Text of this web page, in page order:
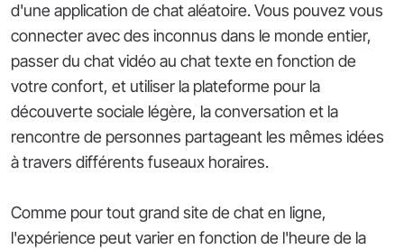
d'une application de chat aléatoire. Vous pouvez vous
connecter avec des inconnus dans le monde entier,
passer du chat vidéo au chat texte en fonction de
votre confort, et utiliser la plateforme pour la
découverte sociale légère, la conversation et la
rencontre de personnes partageant les mêmes idées
à travers différents fuseaux horaires.
Comme pour tout grand site de chat en ligne,
l'expérience peut varier en fonction de l'heure de la